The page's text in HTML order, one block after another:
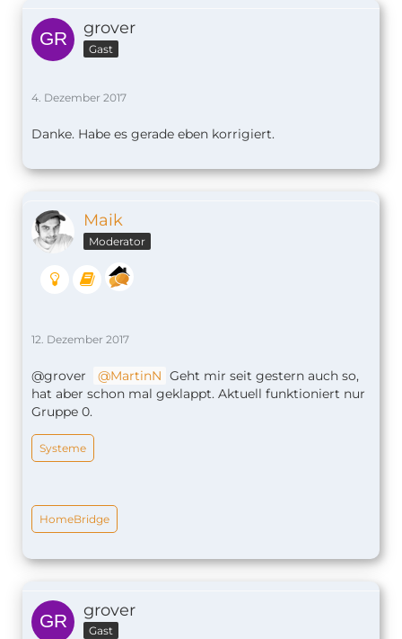
grover
Gast
4. Dezember 2017
Danke. Habe es gerade eben korrigiert.
Maik
Moderator
12. Dezember 2017
@grover MartinN Geht mir seit gestern auch so,
hat aber schon mal geklappt. Aktuell funktioniert nur
Gruppe 0.
Systeme
HomeBridge
grover
Gast